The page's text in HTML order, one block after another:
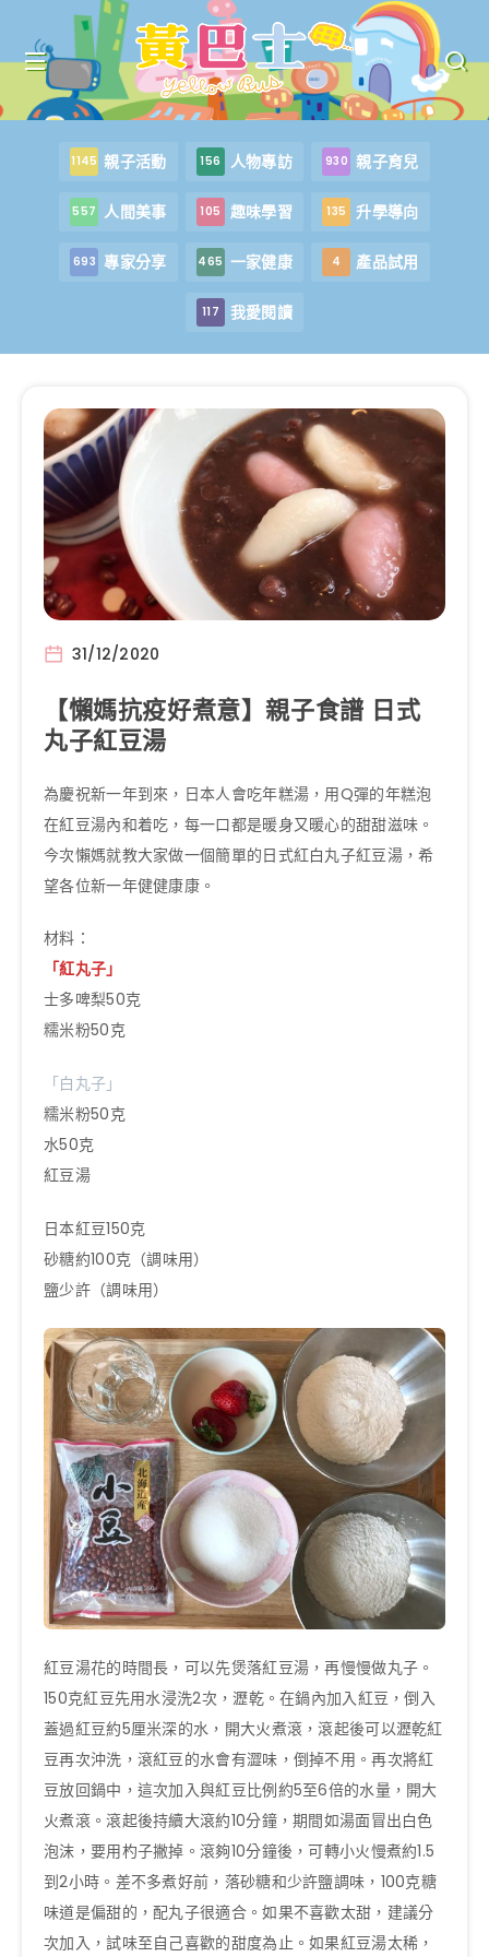
1145 親子活動 156 人物專訪 930 親子育兒
557 人間美事 105 趣味學習 135 升學導向
693 專家分享 465 一家健康 4 產品試用
117 我愛閱讀
31/12/2020
【懶媽抗疫好煮意】親子食譜 日式
丸子紅豆湯
為慶祝新一年到來，日本人會吃年糕湯，用Q彈的年糕泡
在紅豆湯內和着吃，每一口都是暖身又暖心的甜甜滋味。
今次懶媽就教大家做一個簡單的日式紅白丸子紅豆湯，希
望各位新一年健健康康。
材料：
「紅丸子」
士多啤梨50克
糯米粉50克
「白丸子」
糯米粉50克
水50克
紅豆湯
日本紅豆150克
砂糖約100克（調味用）
鹽少許（調味用）
紅豆湯花的時間長，可以先煲落紅豆湯，再慢慢做丸子。
150克紅豆先用水浸洗2次，瀝乾。在鍋內加入紅豆，倒入
蓋過紅豆約5厘米深的水，開大火煮滾，滾起後可以瀝乾紅
豆再次沖洗，滾紅豆的水會有澀味，倒掉不用。再次將紅
豆放回鍋中，這次加入與紅豆比例約5至6倍的水量，開大
火煮滾。滾起後持續大滾約10分鐘，期間如湯面冒出白色
泡沫，要用杓子撇掉。滾夠10分鐘後，可轉小火慢煮約1.5
到2小時。差不多煮好前，落砂糖和少許鹽調味，100克糖
味道是偏甜的，配丸子很適合。如果不喜歡太甜，建議分
次加入，試味至自己喜歡的甜度為止。如果紅豆湯太稀，